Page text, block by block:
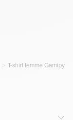
T-shirt femme Gamipy